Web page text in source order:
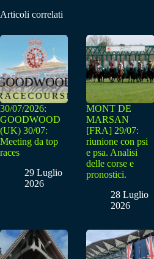
Articoli correlati
30/07/2026:
GOODWOOD
(UK) 30/07:
Meeting da top
races
29 Luglio
2026
MONT DE
MARSAN
[FRA] 29/07:
riunione con psi
e psa. Analisi
delle corse e
pronostici.
28 Luglio
2026